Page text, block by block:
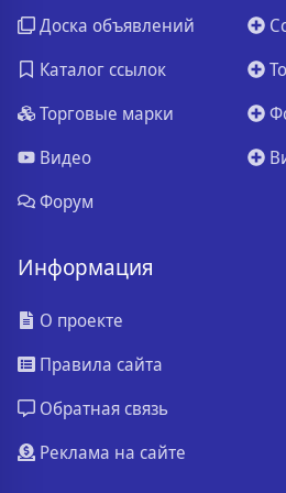
Доска объявлений
Каталог ссылок
Торговые марки
Видео
Форум
Информация
О проекте
Правила сайта
Обратная связь
Реклама на сайте